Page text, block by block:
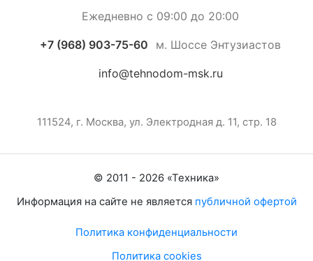
Ежедневно с 09:00 до 20:00
+7 (968) 903-75-60 м. Шоссе Энтузиастов
info@tehnodom-msk.ru
111524, г. Москва, ул. Электродная д. 11, стр. 18
© 2011 - 2026 «Техника»
Информация на сайте не является публичной офертой
Политика конфиденциальности
Политика cookies